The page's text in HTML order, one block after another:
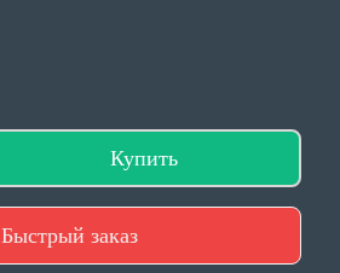
Купить
Быстрый заказ